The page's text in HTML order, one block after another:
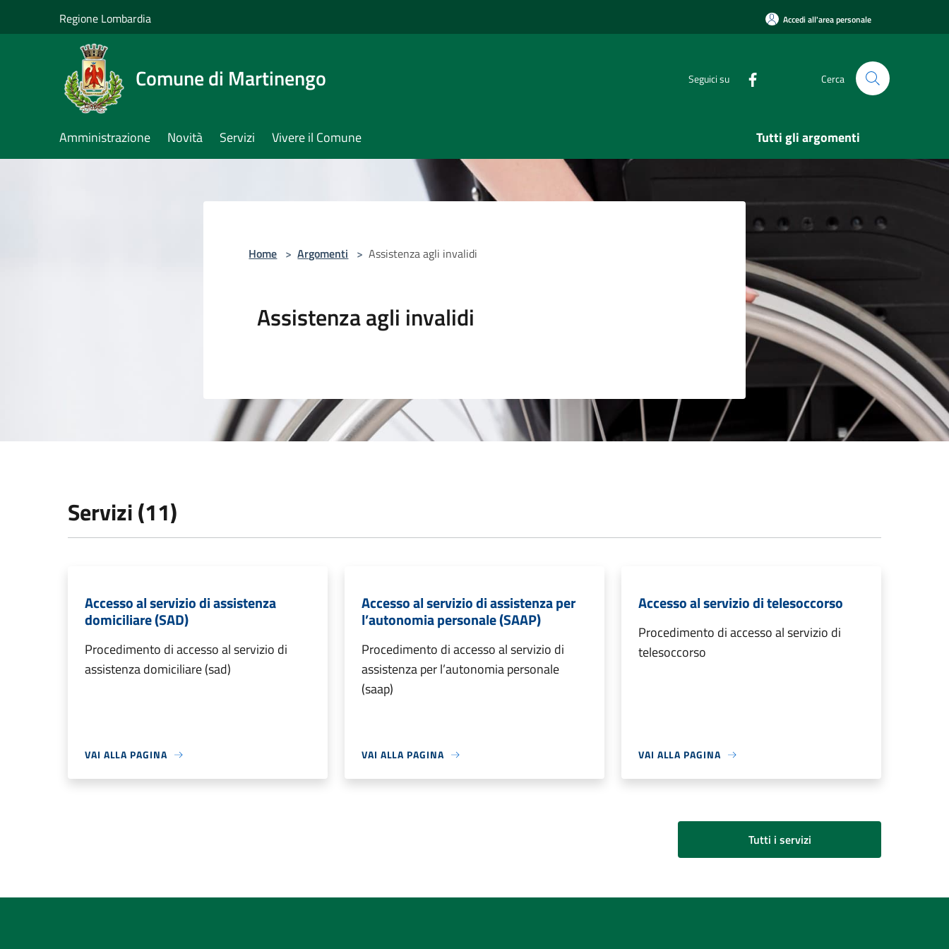
Regione Lombardia Accedi all'area personale
Comune di Martinengo Seguici su Cerca
Amministrazione Novità Servizi Vivere il Comune Tutti gli argomenti
Home > Argomenti > Assistenza agli invalidi
Assistenza agli invalidi
Servizi (11)
Accesso al servizio di assistenza
domiciliare (SAD)
Procedimento di accesso al servizio di
assistenza domiciliare (sad)
VAI ALLA PAGINA
Accesso al servizio di assistenza per
l’autonomia personale (SAAP)
Procedimento di accesso al servizio di
assistenza per l’autonomia personale
(saap)
VAI ALLA PAGINA
Accesso al servizio di telesoccorso
Procedimento di accesso al servizio di
telesoccorso
VAI ALLA PAGINA
Tutti i servizi